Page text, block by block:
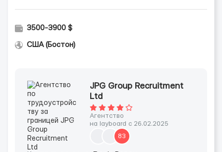
3500-3900 $
США (Бостон)
JPG Group Recruitment
Ltd
Агентство
на layboard с 26.02.2025
83